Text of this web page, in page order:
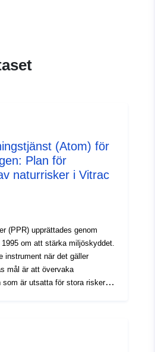
7ec348402b5c
Resurs:
http://inspire.ec.europa.eu/
codelist/ResourceType/services
(Atom) för
Plan för
naturrisker i Vitrac
(PPR) upprättades genom
1995 om att stärka miljöskyddet.
instrument när det gäller
mål är att övervaka
som är utsatta för stora risker.
eller markanvändning
på befintliga eller framtida